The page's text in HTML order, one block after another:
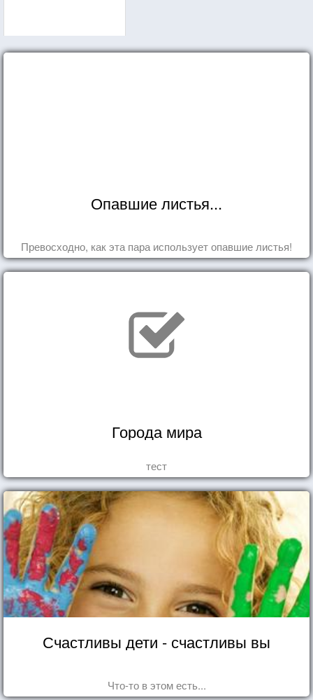
Опавшие листья...
Превосходно, как эта пара использует опавшие листья!
Города мира
тест
Счастливы дети - счастливы вы
Что-то в этом есть...